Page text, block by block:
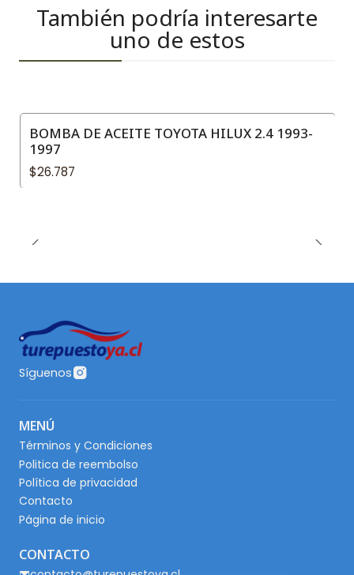
También podría interesarte
uno de estos
BOMBA DE ACEITE TOYOTA HILUX 2.4 1993-
1997
$26.787
Síguenos
MENÚ
Términos y Condiciones
Politica de reembolso
Política de privacidad
Contacto
Página de inicio
CONTACTO